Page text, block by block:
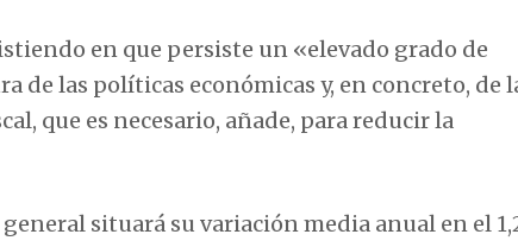
en que persiste un «elevado grado de
las políticas económicas y, en concreto, de
que es necesario, añade, para reducir la
situará su variación media anual en el